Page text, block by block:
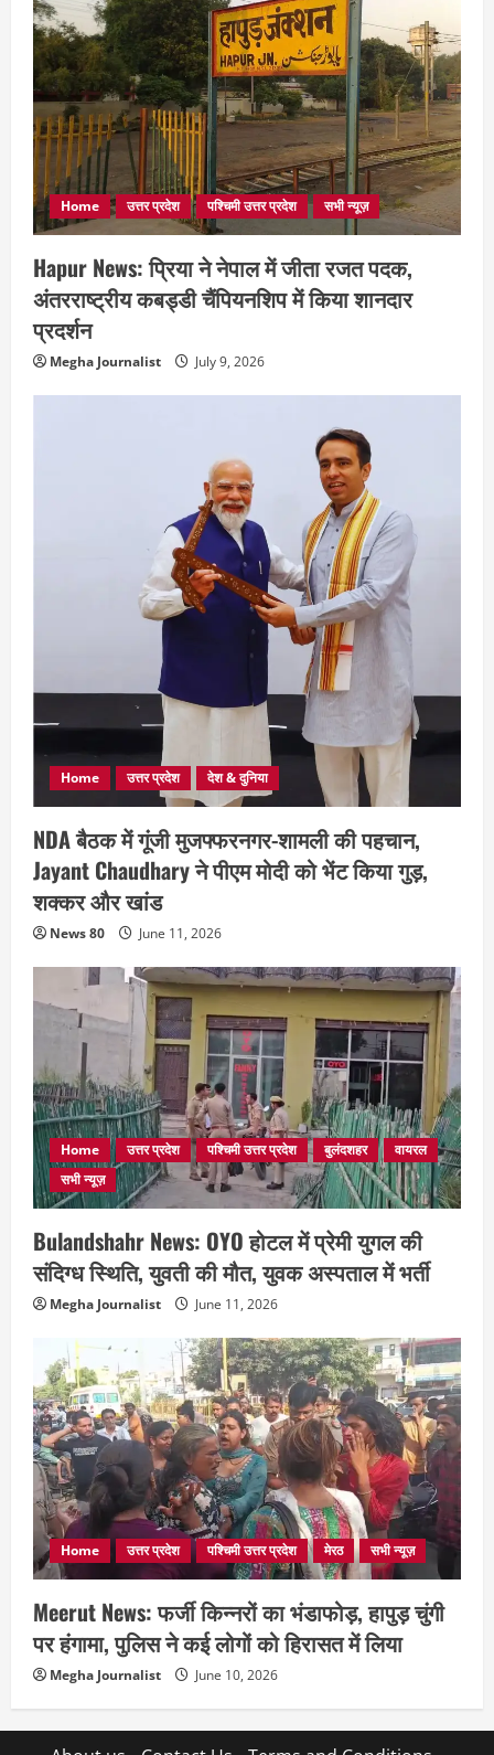
Home उत्तर प्रदेश पश्चिमी उत्तर प्रदेश सभी न्यूज़
Hapur News: प्रिया ने नेपाल में जीता रजत पदक,
अंतरराष्ट्रीय कबड्डी चैंपियनशिप में किया शानदार
प्रदर्शन
Megha Journalist July 9, 2026
Home उत्तर प्रदेश देश & दुनिया
NDA बैठक में गूंजी मुजफ्फरनगर-शामली की पहचान,
Jayant Chaudhary ने पीएम मोदी को भेंट किया गुड़,
शक्कर और खांड
News 80 June 11, 2026
Home उत्तर प्रदेश पश्चिमी उत्तर प्रदेश बुलंदशहर
वायरल
सभी न्यूज़
Bulandshahr News: OYO होटल में प्रेमी युगल की
संदिग्ध स्थिति, युवती की मौत, युवक अस्पताल में भर्ती
Megha Journalist June 11, 2026
Home उत्तर प्रदेश पश्चिमी उत्तर प्रदेश मेरठ सभी न्यूज़
Meerut News: फर्जी किन्नरों का भंडाफोड़, हापुड़ चुंगी
पर हंगामा, पुलिस ने कई लोगों को हिरासत में लिया
Megha Journalist June 10, 2026